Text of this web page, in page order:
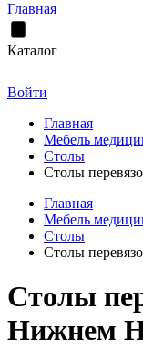
Главная
Каталог
Войти
Главная
Мебель
Столы
Столы
Главная
Мебель
Столы
Столы
Столы
Нижнем